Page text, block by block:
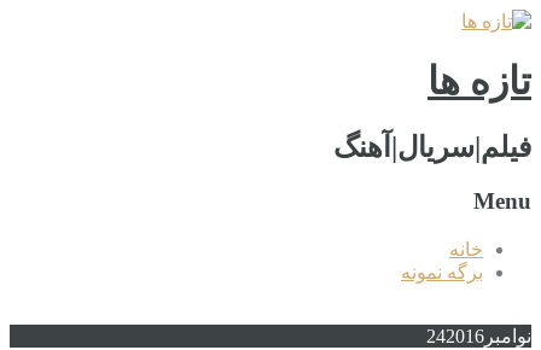
تازه ها
فیلم|سریال|آهنگ
Menu
خانه
برگه نمونه
نوامبر 242016